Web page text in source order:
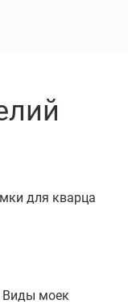
оникс с
для кварца
Виды моек